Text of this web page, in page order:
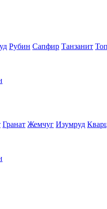
Рубин Сапфир Танзанит
Гранат Жемчуг Изумруд